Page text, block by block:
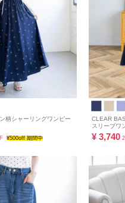
シャーリングワンピー
¥500off 期間中
CLEAR
スリーブワ
¥ 3,740